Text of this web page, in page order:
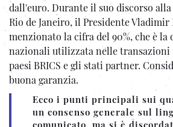
dall'euro. Durante il suo discorso alla
Rio de Janeiro, il Presidente Vladimir
menzionato la cifra del 90%, che è la
nazionali utilizzata nelle transazioni
paesi BRICS e gli stati partner.
buona garanzia.
Ecco i punti principali sui
un consenso generale sul
comunicato, ma si è